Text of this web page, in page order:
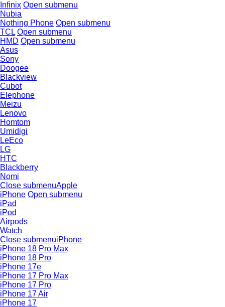
Infinix Open submenu
Nubia
Nothing Phone Open submenu
TCL Open submenu
HMD Open submenu
Asus
Sony
Doogee
Blackview
Cubot
Elephone
Meizu
Lenovo
Homtom
Umidigi
LeEco
LG
HTC
Blackberry
Nomi
Close submenuApple
iPhone Open submenu
iPad
iPod
Airpods
Watch
Close submenuiPhone
iPhone 18 Pro Max
iPhone 18 Pro
iPhone 17e
iPhone 17 Pro Max
iPhone 17 Pro
iPhone 17 Air
iPhone 17